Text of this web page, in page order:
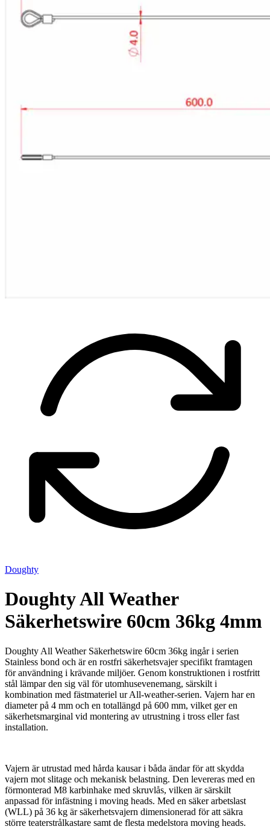
Doughty
Doughty All Weather
Säkerhetswire 60cm 36kg 4mm
Doughty All Weather Säkerhetswire 60cm 36kg ingår i serien
Stainless bond och är en rostfri säkerhetsvajer specifikt framtagen
för användning i krävande miljöer. Genom konstruktionen i rostfritt
stål lämpar den sig väl för utomhusevenemang, särskilt i
kombination med fästmateriel ur All-weather-serien. Vajern har en
diameter på 4 mm och en totallängd på 600 mm, vilket ger en
säkerhetsmarginal vid montering av utrustning i tross eller fast
installation.
Vajern är utrustad med hårda kausar i båda ändar för att skydda
vajern mot slitage och mekanisk belastning. Den levereras med en
förmonterad M8 karbinhake med skruvlås, vilken är särskilt
anpassad för infästning i moving heads. Med en säker arbetslast
(WLL) på 36 kg är säkerhetsvajern dimensionerad för att säkra
större teaterstrålkastare samt de flesta medelstora moving heads.